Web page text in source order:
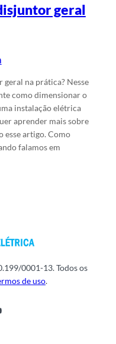
geral
na prática? Nesse
como dimensionar o
instalação elétrica
aprender mais sobre
esse artigo. Como
falamos em
0001-13. Todos os
de uso.